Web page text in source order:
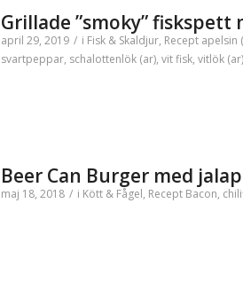
Grillade ”smoky” fiskspett
april 29, 2019 / i Fisk & Skaldjur, Recept apelsin
svartpeppar, schalottenlök (ar), vit fisk, vitlök (ar)
Beer Can Burger med
maj 18, 2018 / i Kött & Fågel, Recept Bacon,